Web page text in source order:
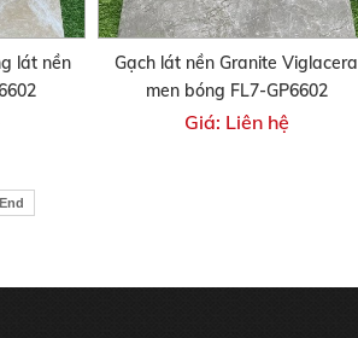
lát nền
Gạch lát nền Granite Viglacera
men bóng FL7-GP6602
Giá: Liên hệ
End